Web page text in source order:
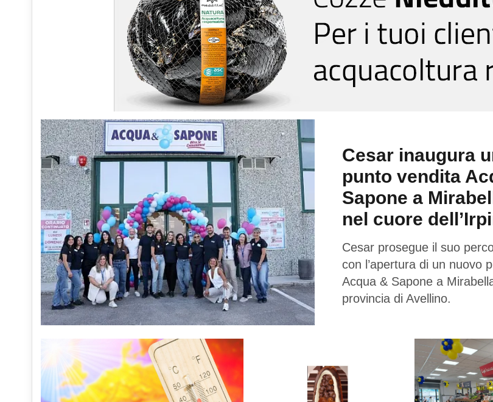
Cesar inaugura
punto vendita
Sapone a
nel cuore
Cesar prosegue il suo
con l’apertura di un nuovo
Acqua & Sapone a
provincia di Avellino.